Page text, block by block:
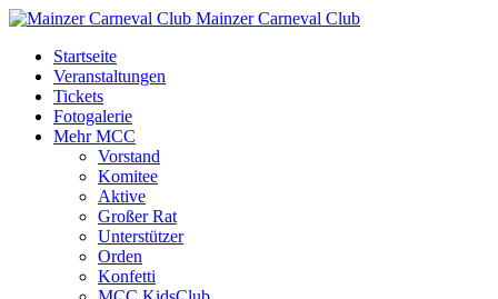
Mainzer Carneval Club
Startseite
Veranstaltungen
Tickets
Fotogalerie
Mehr MCC
Vorstand
Komitee
Aktive
Großer Rat
Unterstützer
Orden
Konfetti